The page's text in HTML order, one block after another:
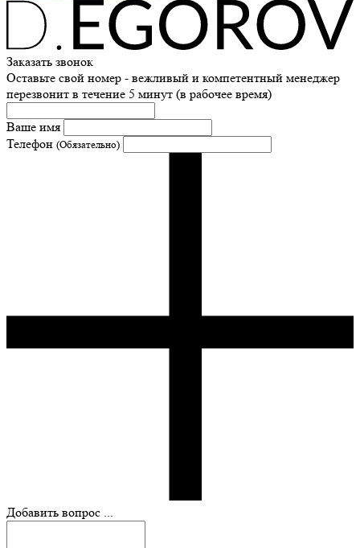
Заказать звонок
Оставьте свой номер - вежливый и компетентный менеджер
перезвонит в течение 5 минут (в рабочее время)
Ваше имя
Телефон (Обязательно)
Добавить вопрос ...